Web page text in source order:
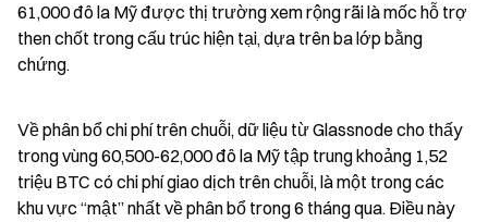
61,000 đô la Mỹ được thị trường xem rộng rãi là mốc hỗ trợ
then chốt trong cấu trúc hiện tại, dựa trên ba lớp bằng
chứng.
Về phân bổ chi phí trên chuỗi, dữ liệu từ Glassnode cho thấy
trong vùng 60,500-62,000 đô la Mỹ tập trung khoảng 1,52
triệu BTC có chi phí giao dịch trên chuỗi, là một trong các
khu vực “mật” nhất về phân bổ trong 6 tháng qua. Điều này